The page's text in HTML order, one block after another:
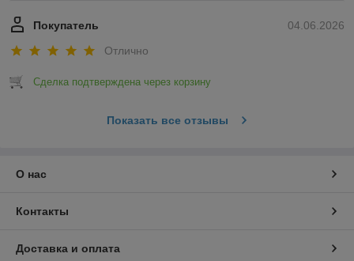
04.06.2026
Покупатель
Отлично
Сделка подтверждена через корзину
Показать все отзывы
О нас
Контакты
Доставка и оплата